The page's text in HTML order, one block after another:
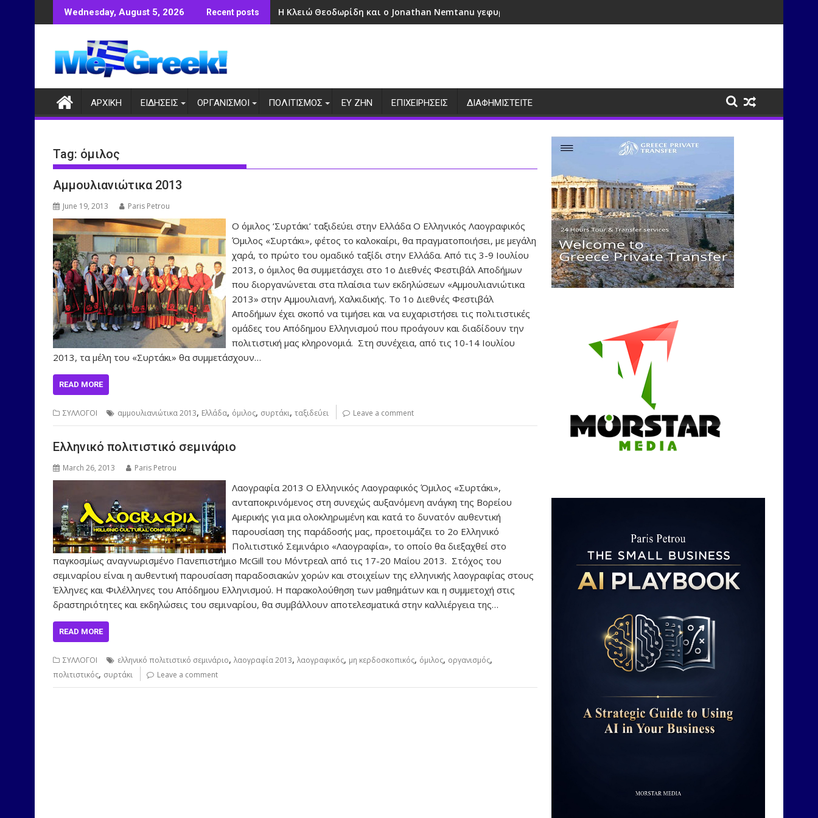
to
Wednesday, August 5, 2026 Recent posts Η Κλειώ Θεοδωρίδη και ο Jonathan Nemtanu γεφυρώνουν πολιτισμούς μέσα από τη μουσική
ΑΡΧΙΚΗ ΕΙΔΗΣΕΙΣ ΟΡΓΑΝΙΣΜΟΙ ΠΟΛΙΤΙΣΜΟΣ ΕΥ ΖΗΝ ΕΠΙΧΕΙΡΗΣΕΙΣ ΔΙΑΦΗΜΙΣΤΕΙΤΕ
Tag: όμιλος
Αμμουλιανιώτικα 2013
June 19, 2013 Paris Petrou
Ο όμιλος ‘Συρτάκι’ ταξιδεύει στην Ελλάδα Ο Ελληνικός Λαογραφικός
Όμιλος «Συρτάκι», φέτος το καλοκαίρι, θα πραγματοποιήσει, με μεγάλη
χαρά, το πρώτο του ομαδικό ταξίδι στην Ελλάδα. Από τις 3-9 Ιουλίου
2013, ο όμιλος θα συμμετάσχει στο 1ο Διεθνές Φεστιβάλ Αποδήμων
που διοργανώνεται στα πλαίσια των εκδηλώσεων «Αμμουλιανιώτικα
2013» στην Αμμουλιανή, Χαλκιδικής. Το 1ο Διεθνές Φεστιβάλ
Αποδήμων έχει σκοπό να τιμήσει και να ευχαριστήσει τις πολιτιστικές
ομάδες του Απόδημου Ελληνισμού που προάγουν και διαδίδουν την
πολιτιστική μας κληρονομιά. Στη συνέχεια, από τις 10-14 Ιουλίου
2013, τα μέλη του «Συρτάκι» θα συμμετάσχουν…
READ MORE
ΣΥΛΛΟΓΟΙ αμμουλιανιώτικα 2013, Ελλάδα, όμιλος, συρτάκι, ταξιδεύει Leave a comment
Ελληνικό πολιτιστικό σεμινάριο
March 26, 2013 Paris Petrou
Λαογραφία 2013 Ο Ελληνικός Λαογραφικός Όμιλος «Συρτάκι»,
ανταποκρινόμενος στη συνεχώς αυξανόμενη ανάγκη της Βορείου
Αμερικής για μια ολοκληρωμένη και κατά το δυνατόν αυθεντική
παρουσίαση της παράδοσής μας, προετοιμάζει το 2ο Ελληνικό
Πολιτιστικό Σεμινάριο «Λαογραφία», το οποίο θα διεξαχθεί στο
παγκοσμίως αναγνωρισμένο Πανεπιστήμιο McGill του Μόντρεαλ από τις 17-20 Μαΐου 2013. Στόχος του
σεμιναρίου είναι η αυθεντική παρουσίαση παραδοσιακών χορών και στοιχείων της ελληνικής λαογραφίας στους
Έλληνες και Φιλέλληνες του Απόδημου Ελληνισμού. Η παρακολούθηση των μαθημάτων και η συμμετοχή στις
δραστηριότητες και εκδηλώσεις του σεμιναρίου, θα συμβάλλουν αποτελεσματικά στην καλλιέργεια της…
READ MORE
ΣΥΛΛΟΓΟΙ ελληνικό πολιτιστικό σεμινάριο, λαογραφία 2013, λαογραφικός, μη κερδοσκοπικός, όμιλος, οργανισμός,
πολιτιστικός, συρτάκι Leave a comment